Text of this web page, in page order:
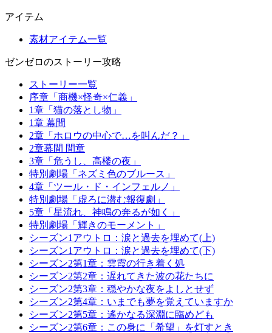
アイテム
素材アイテム一覧
ゼンゼロのストーリー攻略
ストーリー一覧
序章「商機×怪奇×仁義」
1章「猫の落とし物」
1章 幕間
2章「ホロウの中心で…を叫んだ？」
2章幕間 間章
3章「危うし、高楼の夜」
特別劇場「ネズミ色のブルース」
4章「ツール・ド・インフェルノ」
特別劇場「虚ろに潜む報復劇」
5章「星流れ、神鳴の奔るが如く」
特別劇場「輝きのモーメント」
シーズン1アウトロ：涙と過去を埋めて(上)
シーズン1アウトロ：涙と過去を埋めて(下)
シーズン2第1章：雲霞の行き着く処
シーズン2第2章：遅れてきた波の花たちに
シーズン2第3章：穏やかな夜をよしとせず
シーズン2第4章：いまでも夢を覚えていますか
シーズン2第5章：遙かなる深淵に臨めども
シーズン2第6章：この身に「希望」を灯すとき